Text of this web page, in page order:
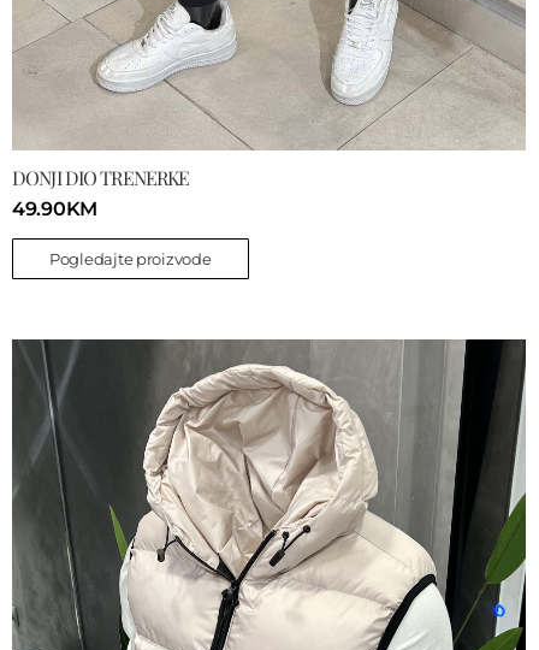
DONJI DIO TRENERKE
49.90KM
Pogledajte proizvode